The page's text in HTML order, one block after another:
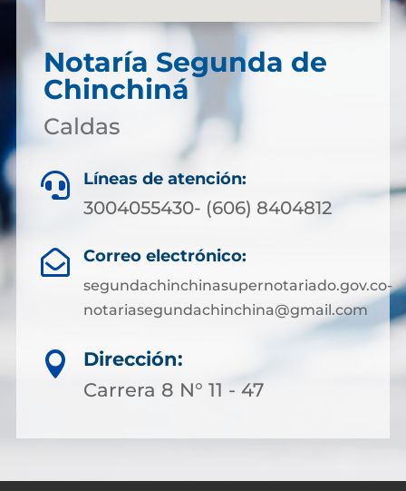
Notaría Segunda de
Chinchiná
Caldas
 Líneas de atención:
3004055430- (606) 8404812
 Correo electrónico:
segundachinchinasupernotariado.gov.co-
notariasegundachinchina@gmail.com

Dirección:
Carrera 8 N° 11 - 47